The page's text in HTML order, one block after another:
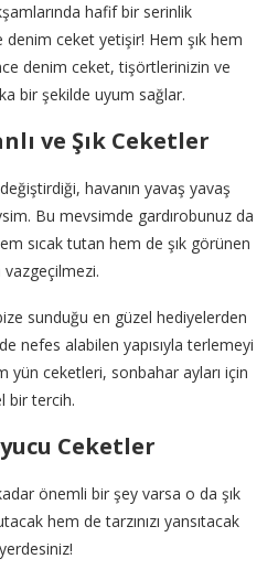
hafif bir serinlik
denim ceket yetişir! Hem şık hem
denim ceket, tişörtlerinizin ve
bir şekilde uyum sağlar.
ve Şık Ceketler
havanın yavaş yavaş
Bu mevsimde gardırobunuz da
sıcak tutan hem de şık görünen
vazgeçilmezi.
sunduğu en güzel hediyelerden
nefes alabilen yapısıyla terlemeyi
yün ceketleri, sonbahar ayları için
bir tercih.
Ceketler
önemli bir şey varsa o da şık
hem de tarzınızı yansıtacak